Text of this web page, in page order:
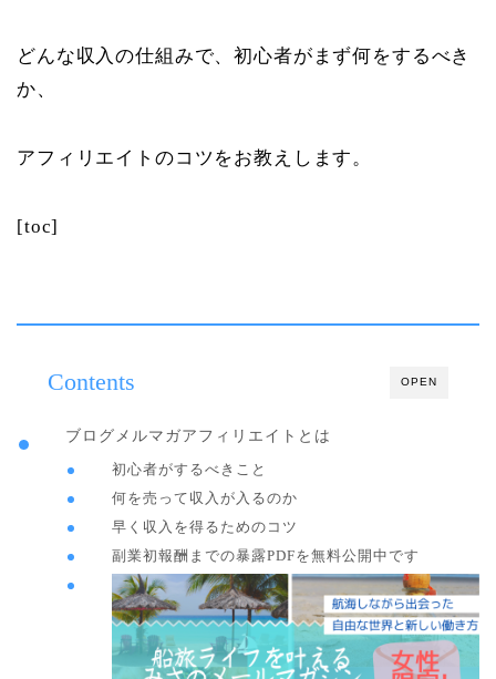
どんな収入の仕組みで、初心者がまず何をするべき
か、
アフィリエイトのコツをお教えします。
[toc]
OPEN
Contents
ブログメルマガアフィリエイトとは
初心者がするべきこと
何を売って収入が入るのか
早く収入を得るためのコツ
副業初報酬までの暴露PDFを無料公開中です